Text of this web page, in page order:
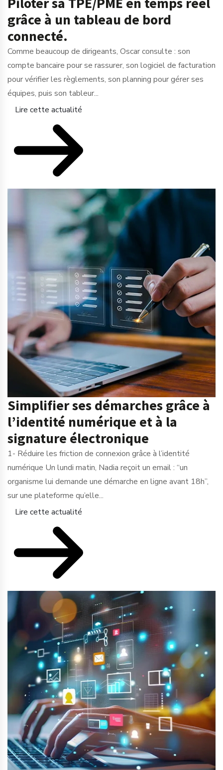
grâce à un tableau de bord
connecté.
Comme beaucoup de dirigeants, Oscar consulte : son
compte bancaire pour se rassurer, son logiciel de facturation
pour vérifier les règlements, son planning pour gérer ses
équipes, puis son tableur...
Lire cette actualité
Simplifier ses démarches grâce à
l’identité numérique et à la
signature électronique
1- Réduire les friction de connexion grâce à l’identité
numérique Un lundi matin, Nadia reçoit un email : “un
organisme lui demande une démarche en ligne avant 18h”,
sur une plateforme qu’elle...
Lire cette actualité